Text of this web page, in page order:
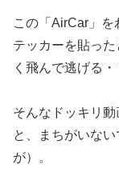
この「AirCar」を
テッカーを貼っ
く飛んで逃げる・
そんなドッキリ
と、まちがいな
が）。